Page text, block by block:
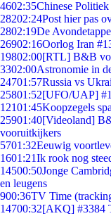
4602:35Chinese
28202:24Post hier pas
2802:19De
26902:16Oorlog Iran
19802:00[RTL] B&B
3302:00Astronomie in
24701:57Russia vs
25801:52[UFO/UAP]
12101:45Koopzegels
25901:40[Videoland]
vooruitkijkers
5701:32Eeuwig
1601:21Ik rook nog
14500:50Jonge
en leugens
900:36TV Time
14700:32[AKQ] #3384